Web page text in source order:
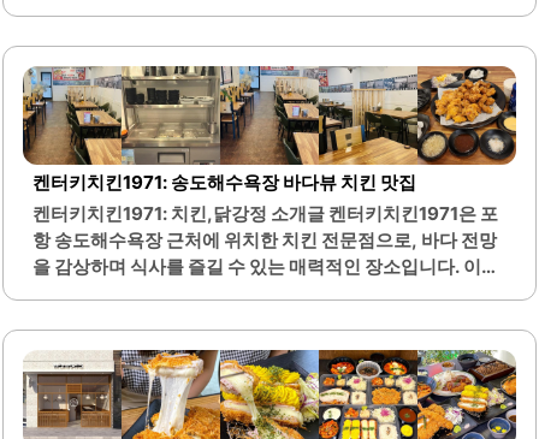
어납니다. 태성하모횟집은..
여 조리된 음식들은 맛과 비주얼 모두 뛰어납니다. 매쉬드 포
테이토와 뇨끼는 부드러운 식감으로 손님들에게 큰 사랑을
받고 있습니다. 또한, 트러플 크림 리조또는 고급스러운 향과
부드러운 맛으로 많은 이들의 입맛을 사로잡습니다.송도해
수욕장을 바라보며 식사를 즐길 수 있는 이곳은 가족 모임이
나 친구들과의 외식에 적합합니다. 직원들은 친절하고 서비
스가 우수하여 편안한 식사 경험을 제공합니다. 레스토랑 내
부는 세련된 인테리어로 꾸며져 있어 쾌적한 분위기를 느낄
수 있습니다.예약 없이도 방문할 수 있지만, 인기 있는 시간대
에는 미리 예약하는 것이 좋습니다...
켄터키치킨1971: 송도해수욕장 바다뷰 치킨 맛집
켄터키치킨1971: 치킨,닭강정 소개글 켄터키치킨1971은 포
항 송도해수욕장 근처에 위치한 치킨 전문점으로, 바다 전망
을 감상하며 식사를 즐길 수 있는 매력적인 장소입니다. 이곳
있으며, 부드러운 살과 적절한 간이 조화를 이루어 맛을 더욱
돋보이게 합니다.또한, 치킨과 함께 제공되는 생맥주와의 조
화는 특별한 경험을 선사합니다. 내부는 넓고 깨끗하게 관리
되어 있으며, 화장실 또한 청결하게 유지되고 있습니다. 친절